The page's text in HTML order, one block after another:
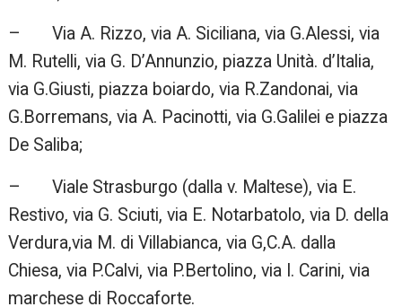
– Via A. Rizzo, via A. Siciliana, via G.Alessi, via
M. Rutelli, via G. D’Annunzio, piazza Unità. d’Italia,
via G.Giusti, piazza boiardo, via R.Zandonai, via
G.Borremans, via A. Pacinotti, via G.Galilei e piazza
De Saliba;
– Viale Strasburgo (dalla v. Maltese), via E.
Restivo, via G. Sciuti, via E. Notarbatolo, via D. della
Verdura,via M. di Villabianca, via G,C.A. dalla
Chiesa, via P.Calvi, via P.Bertolino, via I. Carini, via
marchese di Roccaforte.